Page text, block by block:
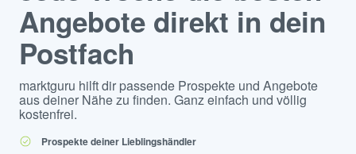
Angebote direkt in dein
Postfach
marktguru hilft dir passende Prospekte und Angebote
aus deiner Nähe zu finden. Ganz einfach und völlig
kostenfrei.
Prospekte deiner Lieblingshändler